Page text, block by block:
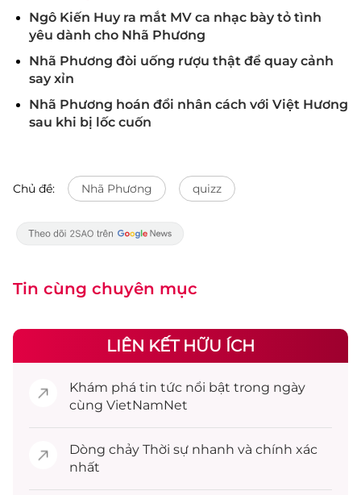
Ngô Kiến Huy ra mắt MV ca nhạc bày tỏ tình
yêu dành cho Nhã Phương
Nhã Phương đòi uống rượu thật để quay cảnh
say xỉn
Nhã Phương hoán đổi nhân cách với Việt Hương
sau khi bị lốc cuốn
Chủ đề: Nhã Phương quizz
Tin cùng chuyên mục
LIÊN KẾT HỮU ÍCH
Khám phá tin tức nổi bật trong ngày
cùng VietNamNet
Dòng chảy Thời sự nhanh và chính xác
nhất